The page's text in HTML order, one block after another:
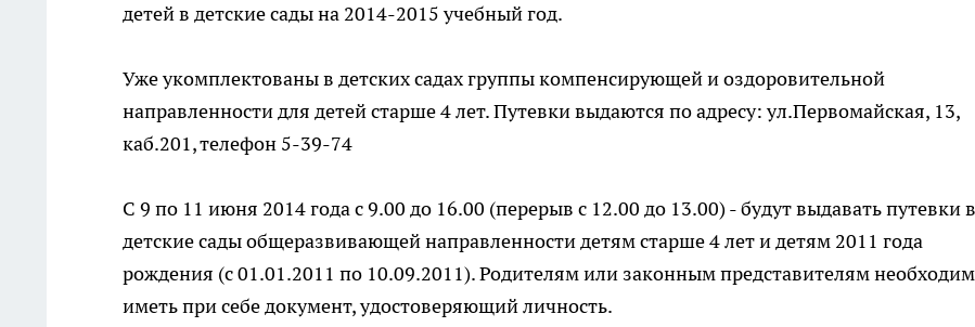
детей в детские сады на 2014-2015 учебный год.
Уже укомплектованы в детских садах группы компенсирующей и оздоровительной
направленности для детей старше 4 лет. Путевки выдаются по адресу: ул.Первомайская, 13,
каб.201, телефон 5-39-74
С 9 по 11 июня 2014 года с 9.00 до 16.00 (перерыв с 12.00 до 13.00) - будут выдавать путевки в
детские сады общеразвивающей направленности детям старше 4 лет и детям 2011 года
рождения (с 01.01.2011 по 10.09.2011). Родителям или законным представителям
иметь при себе документ, удостоверяющий личность.